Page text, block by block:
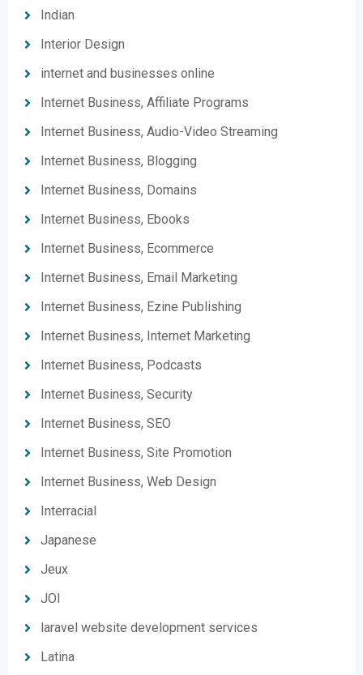
Indian
Interior Design
internet and businesses online
Internet Business, Affiliate Programs
Internet Business, Audio-Video Streaming
Internet Business, Blogging
Internet Business, Domains
Internet Business, Ebooks
Internet Business, Ecommerce
Internet Business, Email Marketing
Internet Business, Ezine Publishing
Internet Business, Internet Marketing
Internet Business, Podcasts
Internet Business, Security
Internet Business, SEO
Internet Business, Site Promotion
Internet Business, Web Design
Interracial
Japanese
Jeux
JOI
laravel website development services
Latina